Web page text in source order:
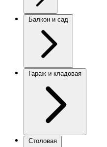
Балкон и сад
Гараж и кладовая
Столовая